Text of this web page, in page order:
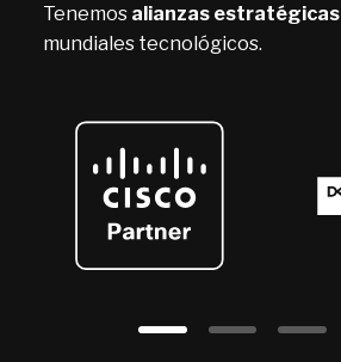
Tenemos alianzas estratégicas
mundiales tecnológicos.